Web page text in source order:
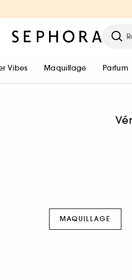
Vibes Maquillage Parfum
MAQUILLAGE